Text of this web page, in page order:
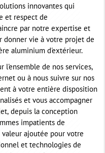
innovantes qui
et respect de
par notre expertise et
donner vie à votre projet de
aluminium d'extérieur.
l'ensemble de nos services,
ou à nous suivre sur nos
à votre entière disposition
et vous accompagner
depuis la conception
impatients de
ajoutée pour votre
et technologies de